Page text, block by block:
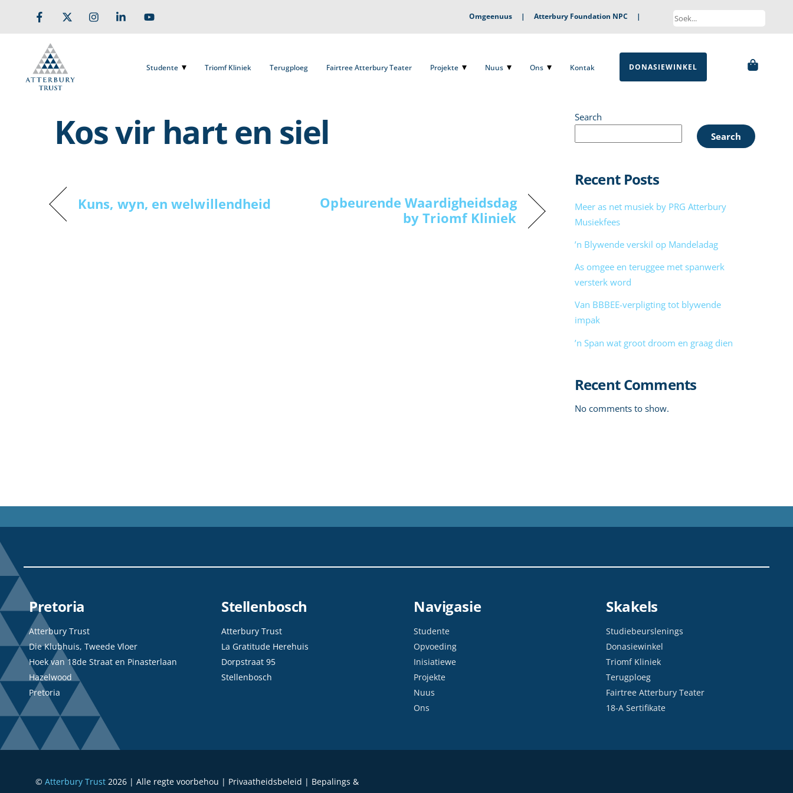
Omgeenuus| Atterbury Foundation NPC |
Studente Triomf Kliniek Terugploeg Fairtree Atterbury Teater Projekte Nuus Ons Kontak DONASIEWINKEL
Kos vir hart en siel
Kuns, wyn, en welwillendheid
Opbeurende Waardigheidsdag
by Triomf Kliniek
Search
Search
Recent Posts
Meer as net musiek by PRG Atterbury
Musiekfees
’n Blywende verskil op Mandeladag
As omgee en teruggee met spanwerk
versterk word
Van BBBEE-verpligting tot blywende
impak
’n Span wat groot droom en graag dien
Recent Comments
No comments to show.
Pretoria
Atterbury Trust
Die Klubhuis, Tweede Vloer
Hoek van 18de Straat en Pinasterlaan
Hazelwood
Pretoria
Stellenbosch
Atterbury Trust
La Gratitude Herehuis
Dorpstraat 95
Stellenbosch
Navigasie
Studente
Opvoeding
Inisiatiewe
Projekte
Nuus
Ons
Skakels
Studiebeurslenings
Donasiewinkel
Triomf Kliniek
Terugploeg
Fairtree Atterbury Teater
18-A Sertifikate
© Atterbury Trust2026 | Alle regte voorbehou | Privaatheidsbeleid | Bepalings &